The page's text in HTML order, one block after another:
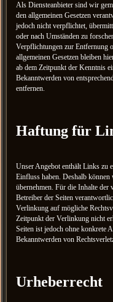
Als Diensteanbieter sind wir
den allgemeinen Gesetzen
jedoch nicht verpflichtet,
oder nach Umständen zu
Verpflichtungen zur Entfernung
allgemeinen Gesetzen bleiben
ab dem Zeitpunkt der Kenntnis
Bekanntwerden von
entfernen.
Haftung für
Unser Angebot enthält Links zu
Einfluss haben. Deshalb
übernehmen. Für die Inhalte der
Betreiber der Seiten
Verlinkung auf mögliche
Zeitpunkt der Verlinkung nicht
Seiten ist jedoch ohne konkrete
Bekanntwerden von
Urheberrecht